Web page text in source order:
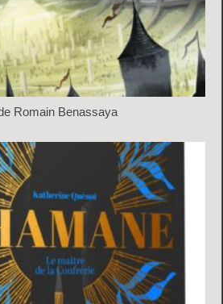
Romain Benassaya